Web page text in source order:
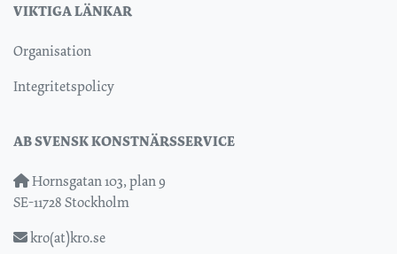
VIKTIGA LÄNKAR
Organisation
Integritetspolicy
AB SVENSK KONSTNÄRSSERVICE
Hornsgatan 103, plan 9
SE-11728 Stockholm
kro(at)kro.se